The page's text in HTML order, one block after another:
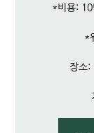
*비용: 10
*
장소: